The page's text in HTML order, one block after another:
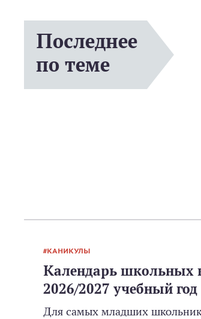
Последнее
по теме
КАНИКУЛЫ
Календарь школьных
2026/2027 учебный
Для самых младших